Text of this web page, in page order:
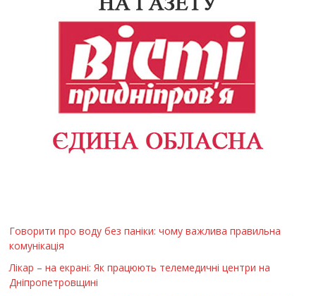
Говорити про воду без паніки: чому важлива правильна
комунікація
Лікар – на екрані: Як працюють телемедичні центри на
Дніпропетровщині